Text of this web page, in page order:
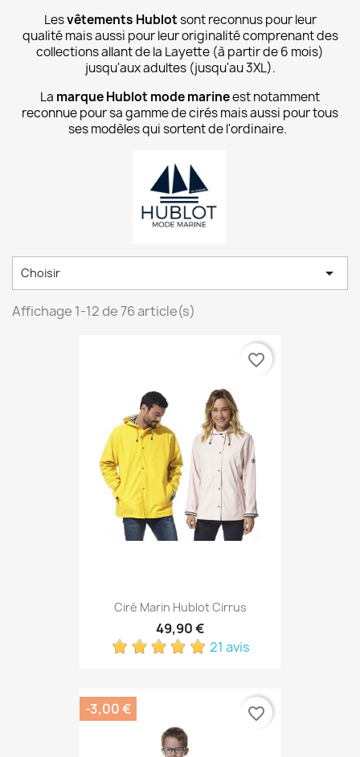
Lesvêtements Hublotsont reconnus pour leur
qualité mais aussi pour leur originalité comprenant des
collections allant de la Layette (à partir de 6 mois)
jusqu'aux adultes (jusqu'au 3XL).
La marque Hublot mode marineest notamment
reconnue pour sa gamme de cirés mais aussi pour tous
ses modèles qui sortent de l'ordinaire.
Choisir 
Affichage 1-12 de 76 article(s)
Ciré Marin Hublot Cirrus
49,90 €
21 avis
favorite_border
-3,00 € favorite_border